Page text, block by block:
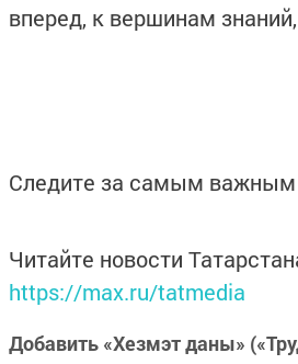
вперед, к вершинам
Следите за самым
Читайте новости
https://max.ru/tatmedia
Добавить «Хезмэт даны»